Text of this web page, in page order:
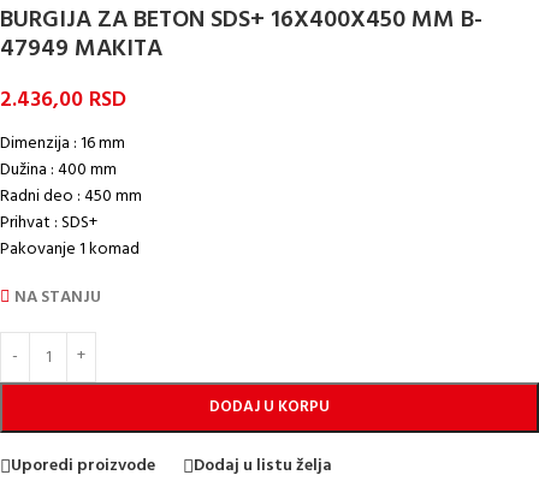
BURGIJA ZA BETON SDS+ 16X400X450 MM B-
47949 MAKITA
2.436,00 RSD
Dimenzija : 16 mm
Dužina : 400 mm
Radni deo : 450 mm
Prihvat : SDS+
Pakovanje 1 komad
NA STANJU
DODAJ U KORPU
Uporedi proizvode Dodaj u listu želja